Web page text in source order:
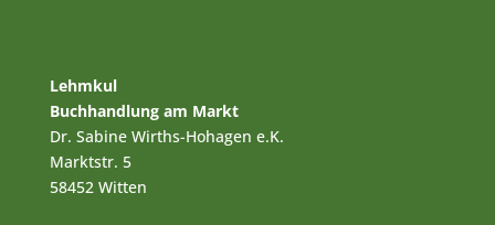
Lehmkul
Buchhandlung am Markt
Dr. Sabine Wirths-Hohagen e.K.
Marktstr. 5
58452 Witten